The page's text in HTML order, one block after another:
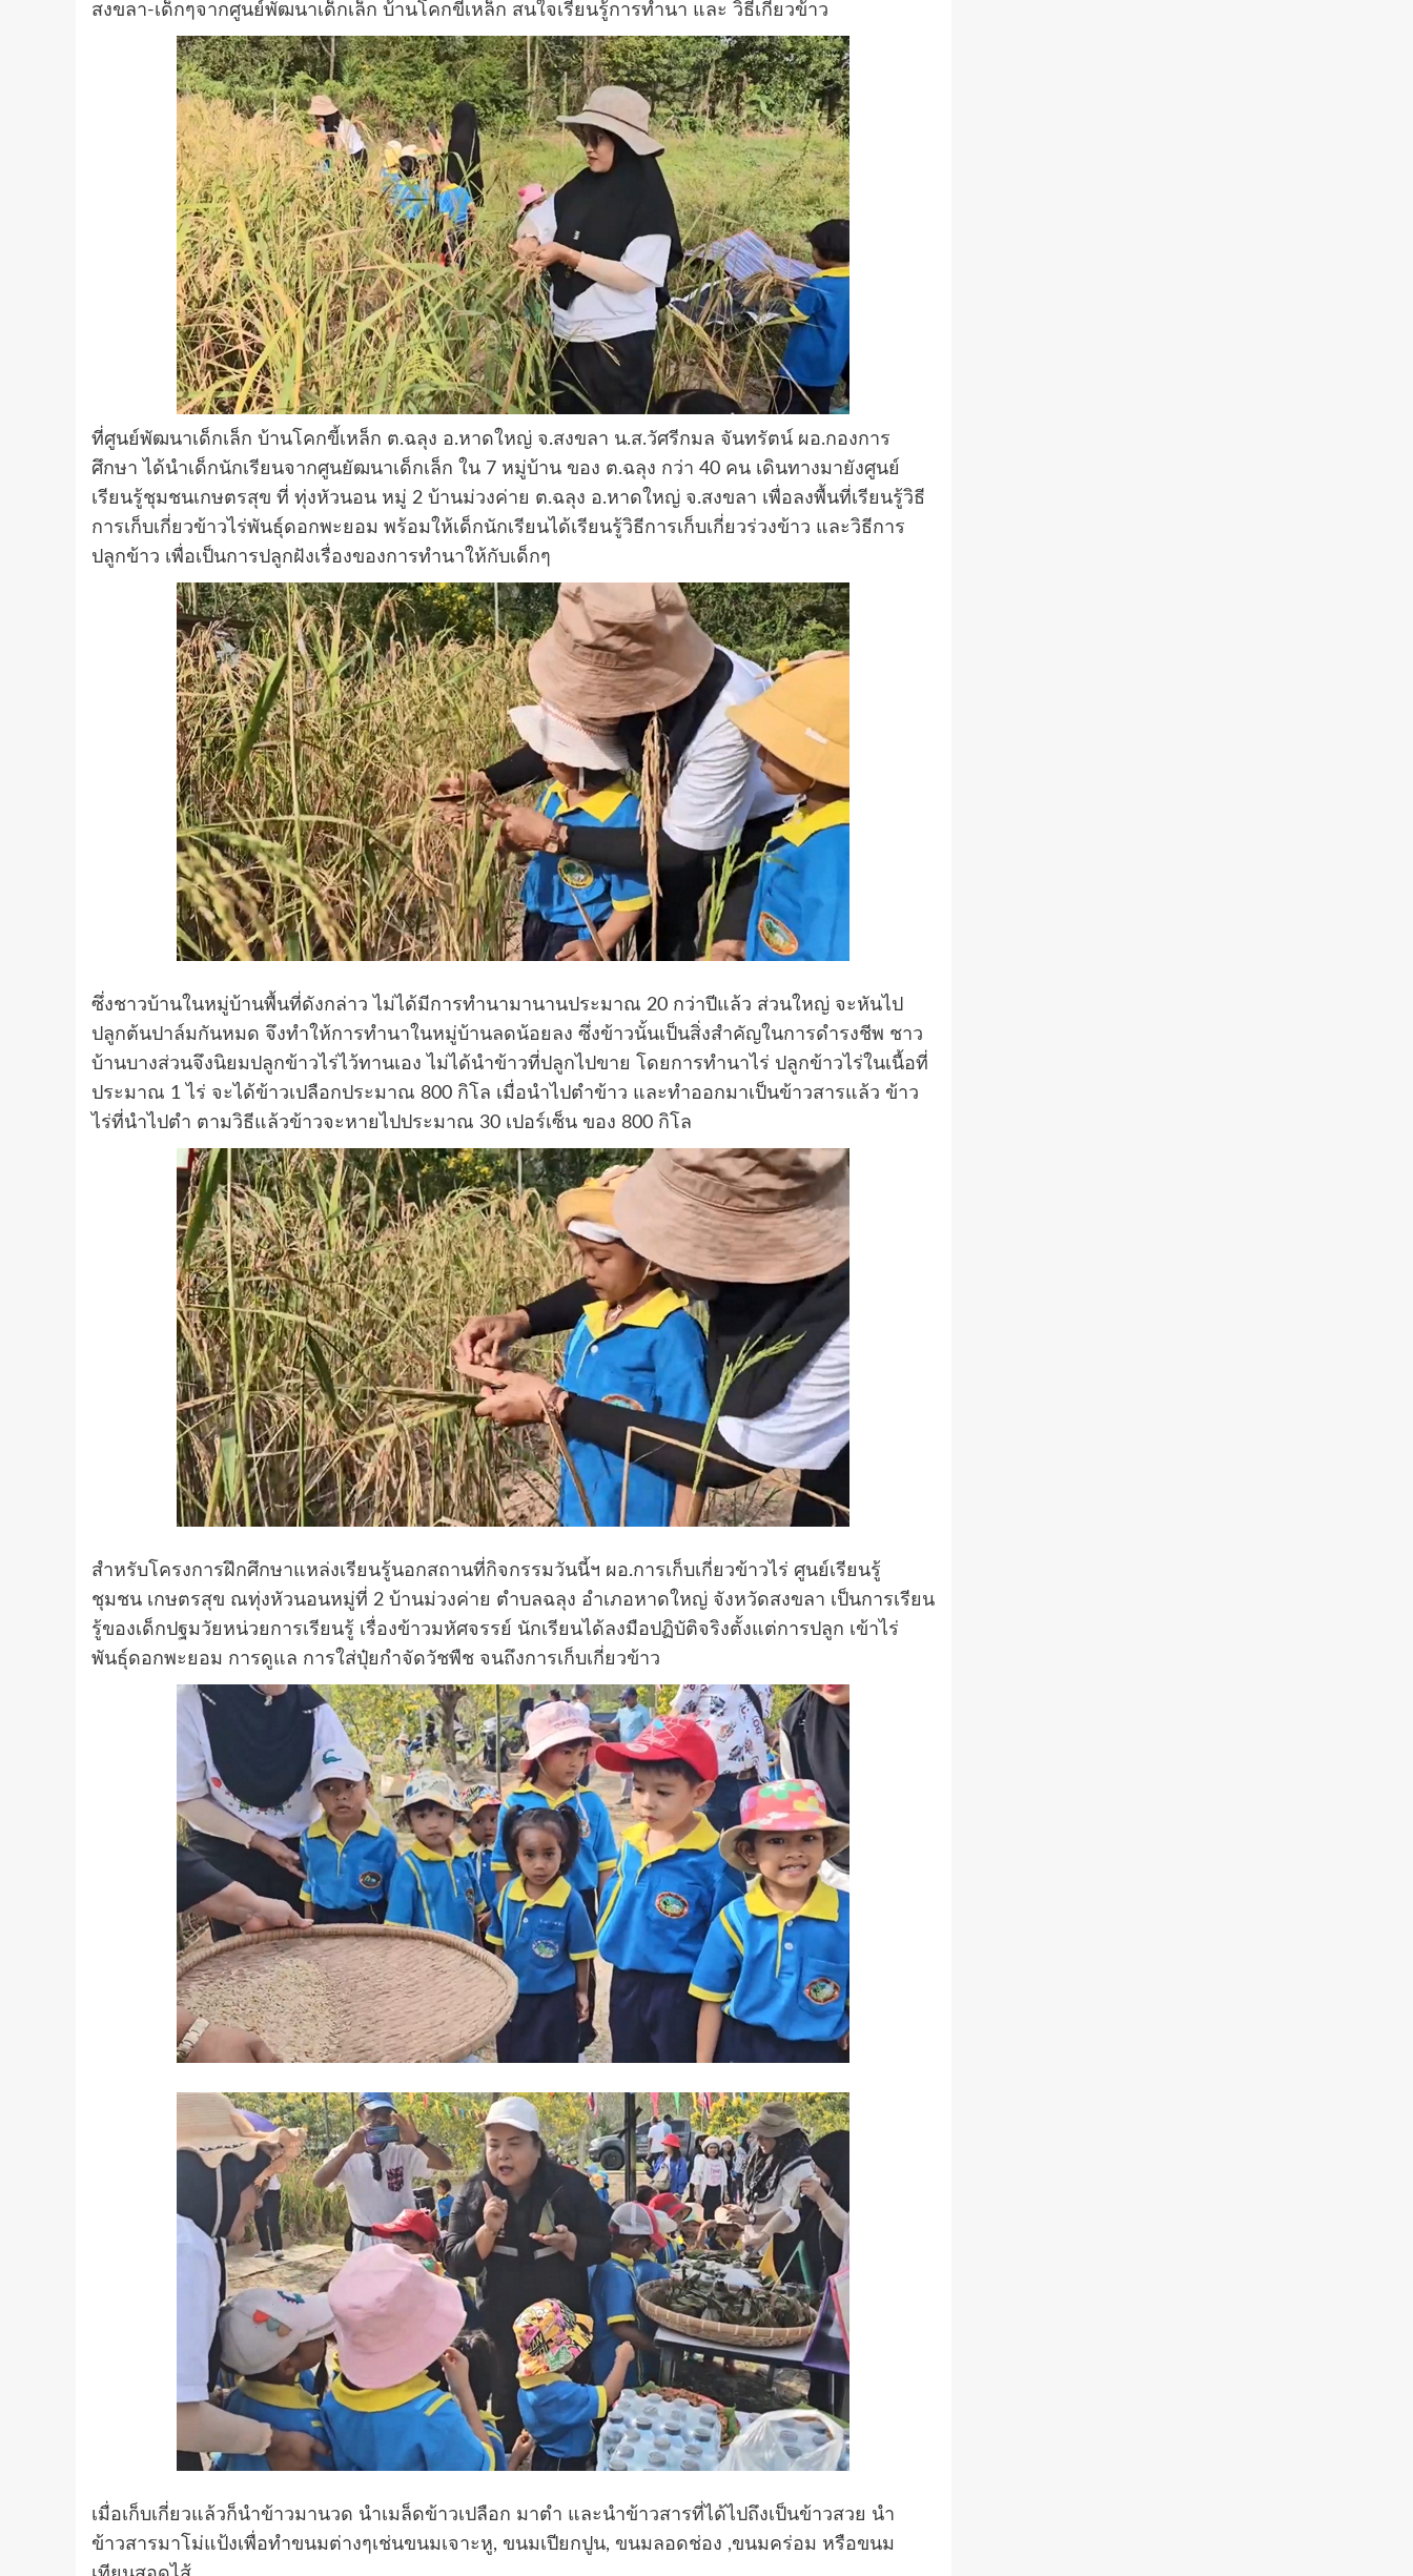
สงขลา-เด็กๆจากศูนย์พัฒนาเด็กเล็ก บ้านโคกขี้เหล็ก สนใจเรียนรู้การทำนา และ วิธีเกี่ยวข้าว
ที่ศูนย์พัฒนาเด็กเล็ก บ้านโคกขี้เหล็ก ต.ฉลุง อ.หาดใหญ่ จ.สงขลา น.ส.วัศรีกมล จันทรัตน์ ผอ.กองการ
ศึกษา ได้นำเด็กนักเรียนจากศูนยัฒนาเด็กเล็ก ใน 7 หมู่บ้าน ของ ต.ฉลุง กว่า 40 คน เดินทางมายังศูนย์
เรียนรู้ชุมชนเกษตรสุข ที่ ทุ่งหัวนอน หมู่ 2 บ้านม่วงค่าย ต.ฉลุง อ.หาดใหญ่ จ.สงขลา เพื่อลงพื้นที่เรียนรู้วิธี
การเก็บเกี่ยวข้าวไร่พันธุ์ดอกพะยอม พร้อมให้เด็กนักเรียนได้เรียนรู้วิธีการเก็บเกี่ยวร่วงข้าว และวิธีการ
ปลูกข้าว เพื่อเป็นการปลูกฝังเรื่องของการทำนาให้กับเด็กๆ
ซึ่งชาวบ้านในหมู่บ้านพื้นที่ดังกล่าว ไม่ได้มีการทำนามานานประมาณ 20 กว่าปีแล้ว ส่วนใหญ่ จะหันไป
ปลูกต้นปาล์มกันหมด จึงทำให้การทำนาในหมู่บ้านลดน้อยลง ซึ่งข้าวนั้นเป็นสิ่งสำคัญในการดำรงชีพ ชาว
บ้านบางส่วนจึงนิยมปลูกข้าวไร่ไว้ทานเอง ไม่ได้นำข้าวที่ปลูกไปขาย โดยการทำนาไร่ ปลูกข้าวไร่ในเนื้อที่
ประมาณ 1 ไร่ จะได้ข้าวเปลือกประมาณ 800 กิโล เมื่อนำไปตำข้าว และทำออกมาเป็นข้าวสารแล้ว ข้าว
ไร่ที่นำไปตำ ตามวิธีแล้วข้าวจะหายไปประมาณ 30 เปอร์เซ็น ของ 800 กิโล
สำหรับโครงการฝึกศึกษาแหล่งเรียนรู้นอกสถานที่กิจกรรมวันนี้ฯ ผอ.การเก็บเกี่ยวข้าวไร่ ศูนย์เรียนรู้
ชุมชน เกษตรสุข ณทุ่งหัวนอนหมู่ที่ 2 บ้านม่วงค่าย ตำบลฉลุง อำเภอหาดใหญ่ จังหวัดสงขลา เป็นการเรียน
รู้ของเด็กปฐมวัยหน่วยการเรียนรู้ เรื่องข้าวมหัศจรรย์ นักเรียนได้ลงมือปฏิบัติจริงตั้งแต่การปลูก เข้าไร่
พันธุ์ดอกพะยอม การดูแล การใส่ปุ๋ยกำจัดวัชพืช จนถึงการเก็บเกี่ยวข้าว
เมื่อเก็บเกี่ยวแล้วก็นำข้าวมานวด นำเมล็ดข้าวเปลือก มาตำ และนำข้าวสารที่ได้ไปถึงเป็นข้าวสวย นำ
ข้าวสารมาโม่แป้งเพื่อทำขนมต่างๆเช่นขนมเจาะหู, ขนมเปียกปูน, ขนมลอดช่อง ,ขนมคร่อม หรือขนม